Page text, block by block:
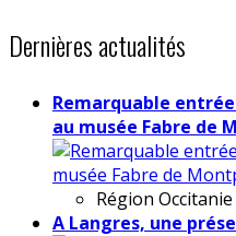
Dernières actualités
Remarquable
au musée Fabre de
Région Occitanie
A Langres, une